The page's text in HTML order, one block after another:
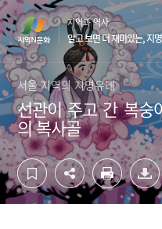
컨
텐
츠
영
역
바
로
가
기
하
단
영
역
바
로
가
기
지역과 역사
알고 보면 더 재미있는, 지
서울 지역의 지명유래
선관이 주고 간 복숭
의 복사골